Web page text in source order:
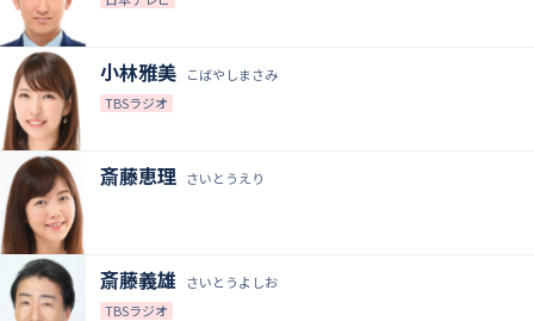
こばやしまさみ
小林雅美
TBSラジオ
さいとうえり
斎藤恵理
さいとうよしお
斎藤義雄
TBSラジオ